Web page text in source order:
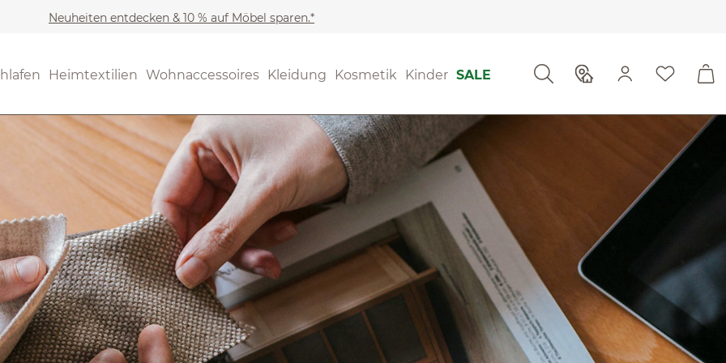
Neuheiten entdecken & 10 % auf Möbel sparen.*
Heimtextilien Wohnaccessoires Kleidung Kosmetik Kinder SALE